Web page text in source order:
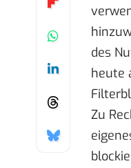
des
heute
Zu